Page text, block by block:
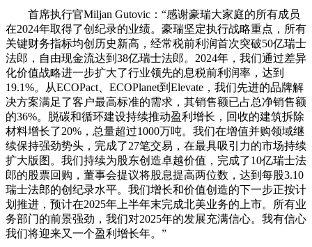
首席执行官Miljan Gutovic：“感谢豪瑞大家庭的所有成员
在2024年取得了创纪录的业绩。豪瑞坚定执行战略重点，所有
关键财务指标均创历史新高，经常税前利润首次突破50亿瑞士
法郎，自由现金流达到38亿瑞士法郎。2024年，我们通过差异
化价值战略进一步扩大了行业领先的息税前利润率，达到
19.1%。从ECOPact、ECOPlanet到Elevate，我们先进的品牌解
决方案满足了客户最高标准的需求，其销售额已占总净销售额
的36%。脱碳和循环建设持续推动盈利增长，回收的建筑拆除
材料增长了20%，总量超过1000万吨。我们在增值并购领域继
续保持强劲势头，完成了27笔交易，在最具吸引力的市场持续
扩大版图。我们持续为股东创造卓越价值，完成了10亿瑞士法
郎的股票回购，董事会提议将股息提高两位数，达到每股3.10
瑞士法郎的创纪录水平。我们增长和价值创造的下一步正按计
划推进，预计在2025年上半年末完成北美业务的上市。所有业
务部门的前景强劲，我们对2025年的发展充满信心。我有信心
我们将迎来又一个盈利增长年。”